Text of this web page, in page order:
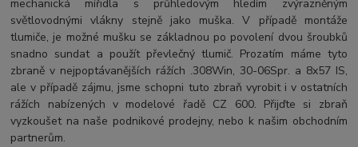
mechanická mířidla s průhledovým hledím zvýrazněným
světlovodnými vlákny stejně jako muška. V případě montáže
tlumiče, je možné mušku se základnou po povolení dvou šroubků
snadno sundat a použít převlečný tlumič. Prozatím máme tyto
zbraně v nejpoptávanějších rážích .308Win, 30-06Spr. a 8x57 IS,
ale v případě zájmu, jsme schopni tuto zbraň vyrobit i v ostatních
rážích nabízených v modelové řadě CZ 600. Přijďte si zbraň
vyzkoušet na naše podnikové prodejny, nebo k našim obchodním
partnerům.